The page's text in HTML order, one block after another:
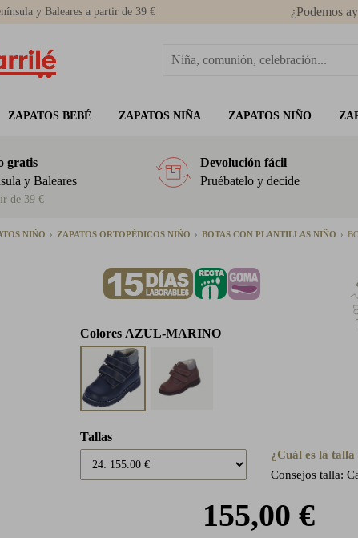
y Baleares a partir de 39 € ¿Podemos
ZAPATOS BEBÉ ZAPATOS NIÑA ZAPATOS NIÑO
gratis
y Baleares
de 39 €
Devolución fácil
Pruébatelo y decide
NIÑO ZAPATOS ORTOPÉDICOS NIÑO BOTAS CON PLANTILLAS NIÑO
Colores AZUL-MARINO
Tallas
¿Cuál es la talla
Consejos talla:
155,00 €